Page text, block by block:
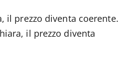
il prezzo diventa coerente.
il prezzo diventa